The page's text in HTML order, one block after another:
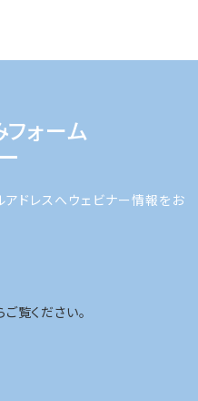
ォーム
アドレスへウェビナー情報をお
覧ください。